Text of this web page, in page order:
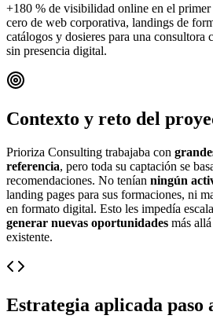
+180 % de visibilidad online en el primer
cero de web corporativa, landings de
catálogos y dosieres para una consultora
sin presencia digital.
Contexto y reto del
Prioriza Consulting trabajaba con
referencia, pero toda su captación se
recomendaciones. No tenían ningún
landing pages para sus formaciones, ni
en formato digital. Esto les impedía
generar nuevas oportunidades más
existente.
Estrategia aplicada paso